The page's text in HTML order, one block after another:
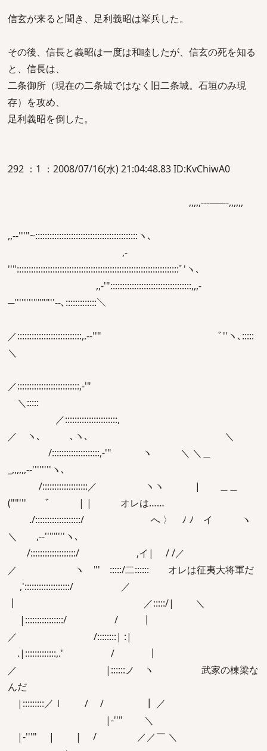
信玄が来ると聞き、足利義昭は挙兵した。
その後、信長と義昭は一度は和睦したが、信玄の死を知る
と、信長は、
二条御所（現在の二条城ではなく旧二条城。石垣のみ現
存）を攻め、
足利義昭を倒した。
292 ：1 ：2008/07/16(水) 21:04:48.83 ID:KvChiwA0
,,,,,---──‐-,,,,,,
,,-‐'''"~:::::::::::::::::::::::::::::::::::::::::::ヽ､
,-
''"::::::::::::::::::::::::::::::::::::::::::::::::::::::::::::::::::::ﾞ'ヽ､
,,‐'"::::::::::::::::::::::::::::::::::,,,-
─''''''''""""''‐-､:::::::::::::＼
／:::::::::::::::::::::::::::,.-‐''" ﾞ''ヽ､:::::
＼
／::::::::::::::::::::::::::,‐'"
＼:::::
／::::::::::::::::::::::,
／ ヽ､ ､ヽ､ ＼
/::::::::::::::::::::,-'" ヽ ＼ ＼＿
_,,,,,,-‐''''''''ヽ､
/:::::::::::::::::::／ ヽヽ | ＿＿
(""''' ﾞ | | オレは……
./:::::::::::::::::::/ へ 〉 ﾉ ﾉ イ ヽ
＼ ,-‐''""'''ヽ､
/:::::::::::::::::::/ ,イ| / /／
／ ヽ "' :::::/二:::::: オレは征夷大将軍だ
,':::::::::::::::::::/ ／
┃ ／:::::/| ＼
|::::::::::::::::/ / ┃
／ /::::::::| :|
.|:::::::::::::,.' / ┃
／ |::::::ノ ヽ 武家の棟梁な
んだ
|:::::::::／ｌ / / ┃ ／
|‐''" ＼
|‐'''" | | / ／／￣ ＼